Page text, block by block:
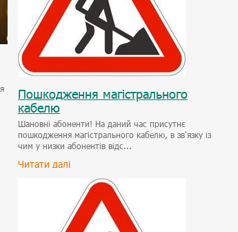
Пошкодження магістрального
кабелю
Шановні абоненти! На даний час присутнє
пошкодження магістрального кабелю, в зв'язку із
чим у низки абонентів відс...
Читати далі